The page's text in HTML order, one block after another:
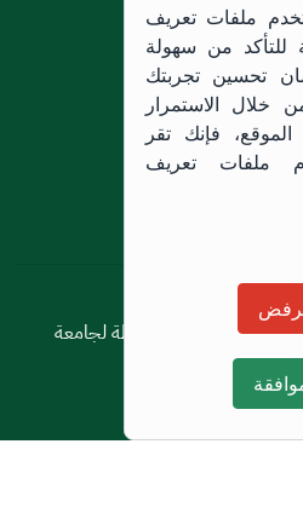
السعودية.
Facebook
X of
جميع الحقوق محفوظة © 2026 جميع الحقوق محفوظة لجامعة
الجوف
ملفات تعريف
للتأكد من سهولة
تحسين تجربتك
خلال الاستمرار
فإنك تقر
ملفات تعريف